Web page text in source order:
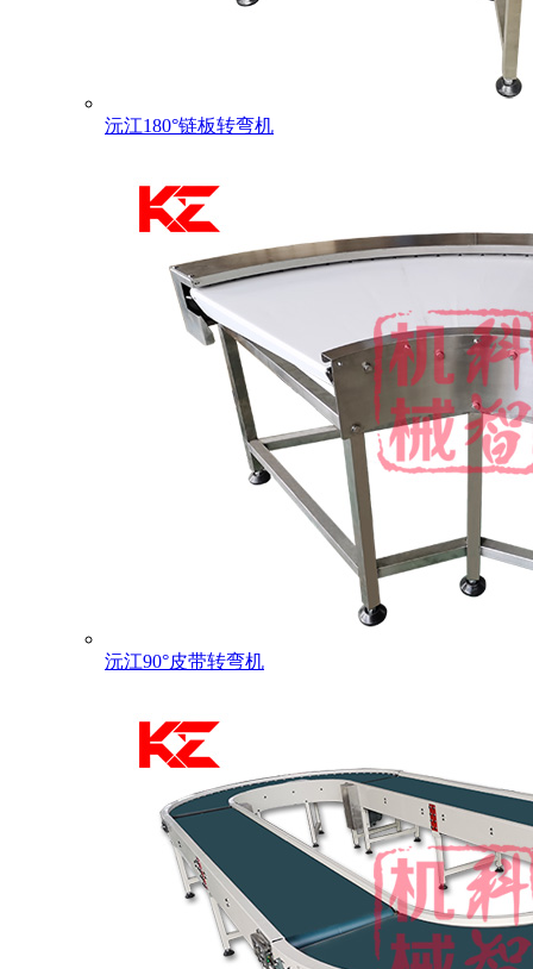
沅江180°链板转弯机
沅江90°皮带转弯机